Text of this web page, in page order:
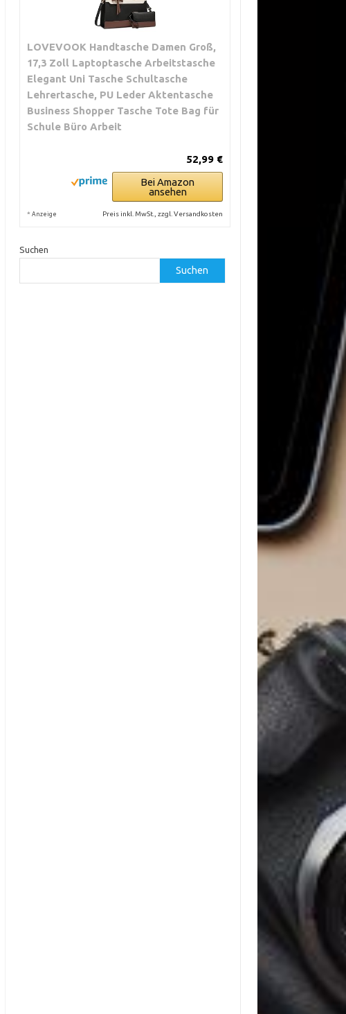
LOVEVOOK Handtasche Damen Groß,
17,3 Zoll Laptoptasche Arbeitstasche
Elegant Uni Tasche Schultasche
Lehrertasche, PU Leder Aktentasche
Business Shopper Tasche Tote Bag für
Schule Büro Arbeit
52,99 €
Bei Amazon
ansehen
* Anzeige Preis inkl. MwSt., zzgl. Versandkosten
Suchen
Suchen